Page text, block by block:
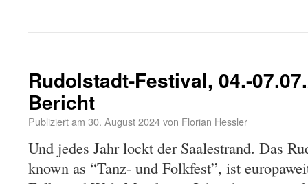
Rudolstadt-Festival, 04.-
Bericht
Publiziert am 30. August 2024von Florian Hessler
Und jedes Jahr lockt der Saalestrand. Das
known as “Tanz- und Folkfest”, ist